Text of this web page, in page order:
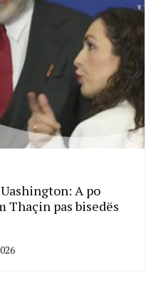
A po
Thaçin pas bisedës